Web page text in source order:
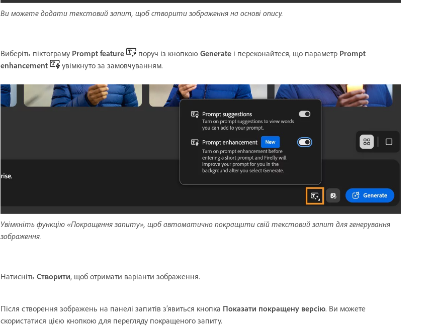
Ви можете додати текстовий запит, щоб створити зображення на основі опису.
Виберіть піктограму Prompt feature поруч із кнопкою Generate і переконайтеся, що параметр Prompt
enhancement
увімкнуто за замовчуванням.
Увімкніть функцію «Покращення запиту», щоб автоматично покращити свій текстовий запит для генерування
зображення.
Натисніть Створити, щоб отримати варіанти зображення.
Після створення зображень на панелі запитів з’явиться кнопка Показати покращену версію. Ви можете
скористатися цією кнопкою для перегляду покращеного запиту.